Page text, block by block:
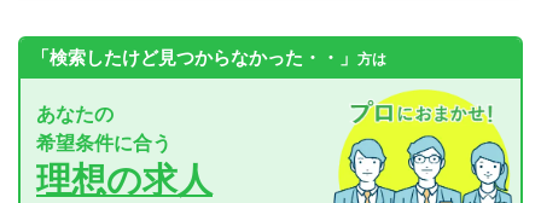
「検索したけど見つからなかった・・」 方は
あなたの
希望条件に合う
理想の求人